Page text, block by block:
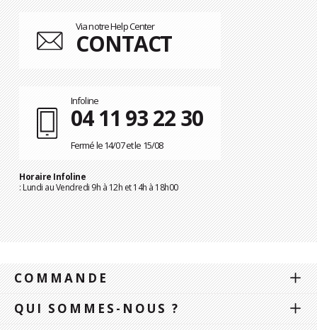
Via notre Help Center
CONTACT
Infoline
04 11 93 22 30
Fermé le 14/07 et le 15/08
Horaire Infoline
: Lundi au Vendredi 9h à 12h et 14h à 18h00
COMMANDE
QUI SOMMES-NOUS ?